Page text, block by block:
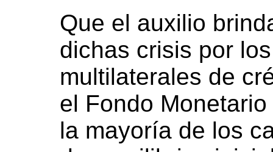
Que el auxilio
dichas crisis por
multilaterales de
el Fondo
la mayoría de los